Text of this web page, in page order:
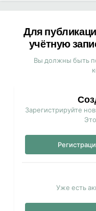
Для
учётную
Вы должны быть
Зарегистрируйте
Уже есть